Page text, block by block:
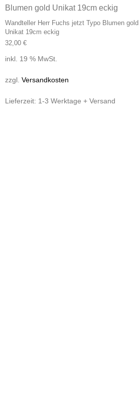
Wandteller Herr Fuchs jetzt Typo Blumen gold
Unikat 19cm eckig
32,00 €
inkl. 19 % MwSt.
zzgl. Versandkosten
Lieferzeit: 1-3 Werktage + Versand